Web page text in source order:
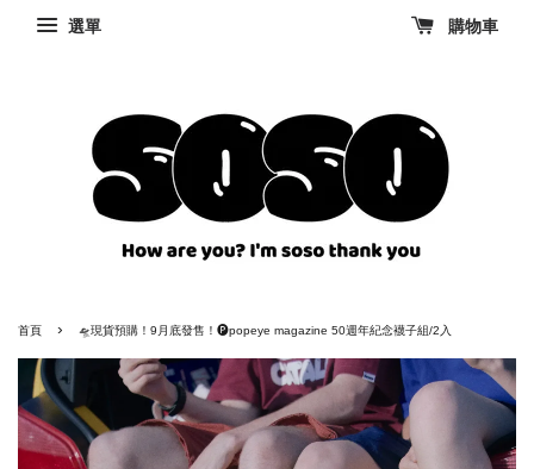
選單 購物車
首頁 › 🛸現貨預購！9月底發售！🅟popeye magazine 50週年紀念襪子組/2入